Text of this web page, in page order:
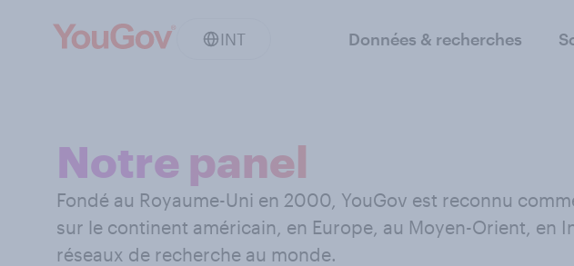
INT Données & recherches
Notre panel
Fondé au Royaume-Uni en 2000, YouGov est reconnu
sur le continent américain, en Europe, au Moyen-Orient, en
réseaux de recherche au monde.